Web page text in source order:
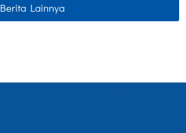
Berita Lainnya